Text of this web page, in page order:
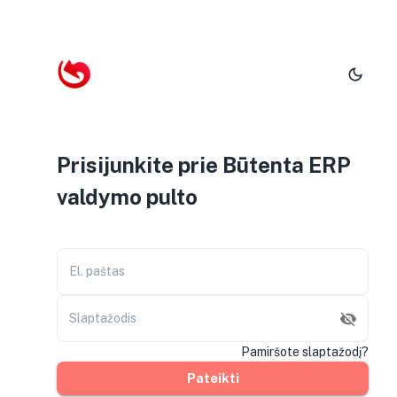
Prisijunkite prie Būtenta ERP
valdymo pulto
El. paštas
Slaptažodis
Pamiršote slaptažodį?
Pateikti